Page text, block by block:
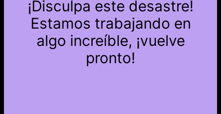
¡Disculpa este desastre!
Estamos trabajando en
algo increíble, ¡vuelve
pronto!